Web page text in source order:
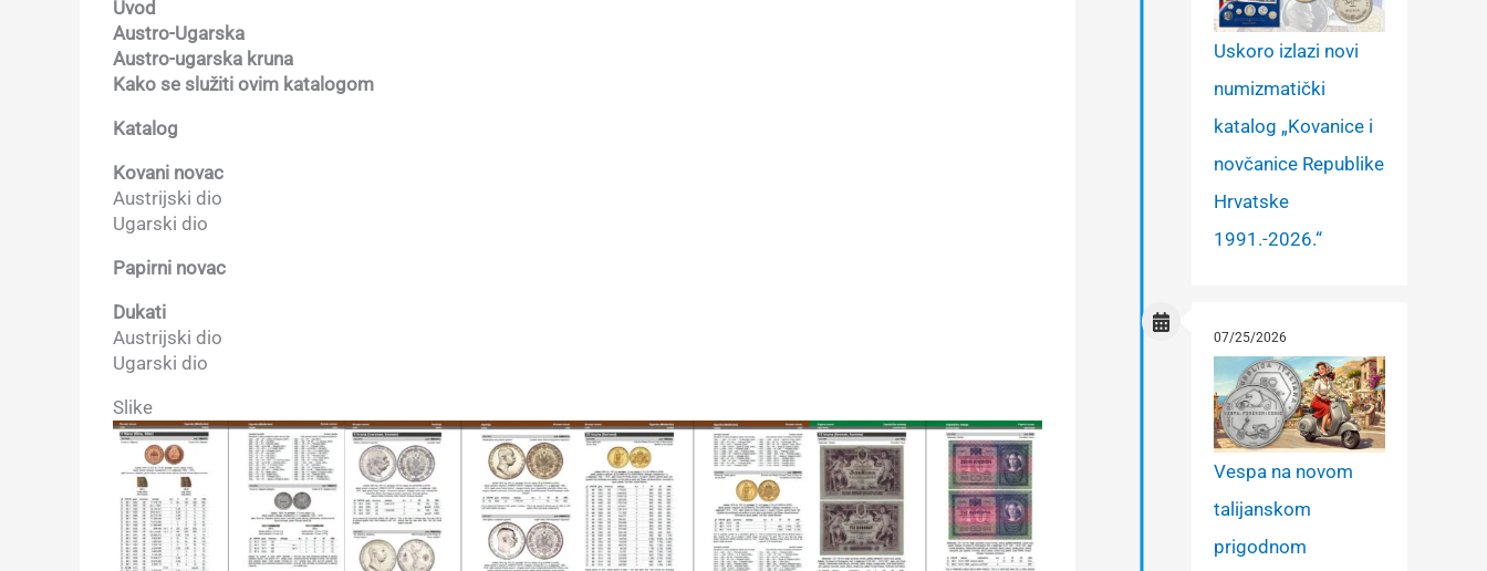
Uvod
Austro-Ugarska
Austro-ugarska kruna
Kako se služiti ovim katalogom
Katalog
Kovani novac
Austrijski dio
Ugarski dio
Papirni novac
Dukati
Austrijski dio
Ugarski dio
Slike
Uskoro izlazi novi
numizmatički
katalog „Kovanice i
novčanice Republike
Hrvatske
1991.-2026.“
07/25/2026
Vespa na novom
talijanskom
prigodnom